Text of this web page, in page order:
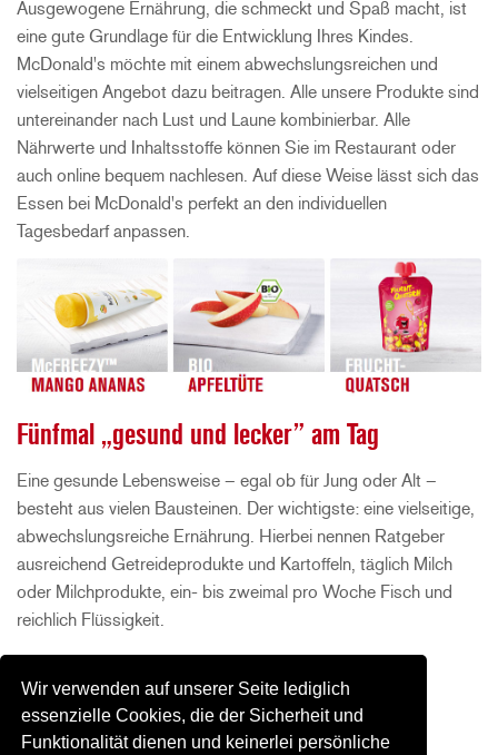
Wir verwenden auf unserer Seite lediglich
essenzielle Cookies, die der Sicherheit und
Funktionalität dienen und keinerlei persönliche
Ausgewogene Ernährung, die schmeckt und Spaß macht, ist
eine gute Grundlage für die Entwicklung Ihres Kindes.
McDonald's möchte mit einem abwechslungsreichen und
vielseitigen Angebot dazu beitragen. Alle unsere Produkte sind
untereinander nach Lust und Laune kombinierbar. Alle
Nährwerte und Inhaltsstoffe können Sie im Restaurant oder
auch online bequem nachlesen. Auf diese Weise lässt sich das
Essen bei McDonald's perfekt an den individuellen
Tagesbedarf anpassen.
Fünfmal „gesund und lecker” am Tag
Eine gesunde Lebensweise – egal ob für Jung oder Alt –
besteht aus vielen Bausteinen. Der wichtigste: eine vielseitige,
abwechslungsreiche Ernährung. Hierbei nennen Ratgeber
ausreichend Getreideprodukte und Kartoffeln, täglich Milch
oder Milchprodukte, ein- bis zweimal pro Woche Fisch und
reichlich Flüssigkeit.